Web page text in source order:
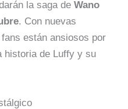
la saga deWano
. Con nuevas
están ansiosos por
historia de Luffy y su